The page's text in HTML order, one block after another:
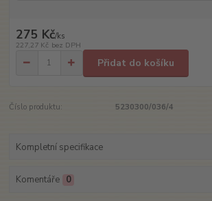
275 Kč/ks
227,27 Kč bez DPH
Přidat do košíku
Číslo produktu: 5230300/036/4
Kompletní specifikace
Komentáře 0